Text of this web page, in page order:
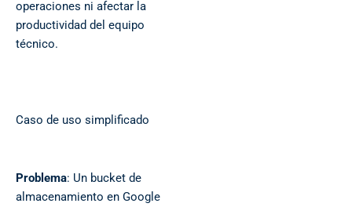
operaciones ni afectar la
productividad del equipo
técnico.
Caso de uso simplificado
Problema: Un bucket de
almacenamiento en Google